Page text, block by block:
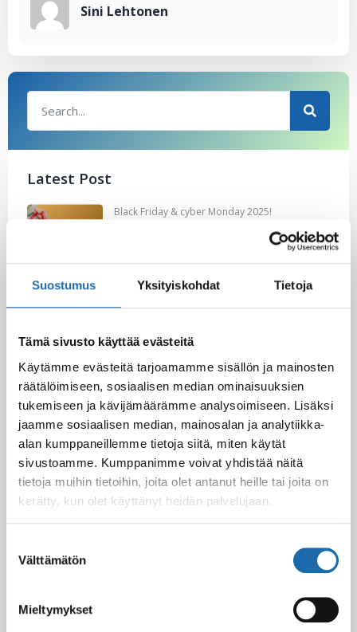
Suostumus Yksityiskohdat Tietoja
Tämä sivusto käyttää evästeitä
Käytämme evästeitä tarjoamamme sisällön ja mainosten
räätälöimiseen, sosiaalisen median ominaisuuksien
tukemiseen ja kävijämäärämme analysoimiseen. Lisäksi
jaamme sosiaalisen median, mainosalan ja analytiikka-
alan kumppaneillemme tietoja siitä, miten käytät
sivustoamme. Kumppanimme voivat yhdistää näitä
tietoja muihin tietoihin, joita olet antanut heille tai joita on
kerätty, kun olet käyttänyt heidän palvelujaan.
valinta
Välttämätön
Mieltymykset
Sini Lehtonen
Latest Post
Black Friday & cyber Monday 2025!
Kevään uutuus tuotteet ovat nyt
10.02.2025
Black Friday & cyber Monday 2024!
29.11.2024